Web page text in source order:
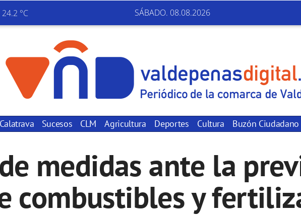
24.2 °C SÁBADO. 08.08.2026
Sucesos CLM Agricultura Deportes Cultura Buzón Ciudadano
medidas ante la
combustibles y